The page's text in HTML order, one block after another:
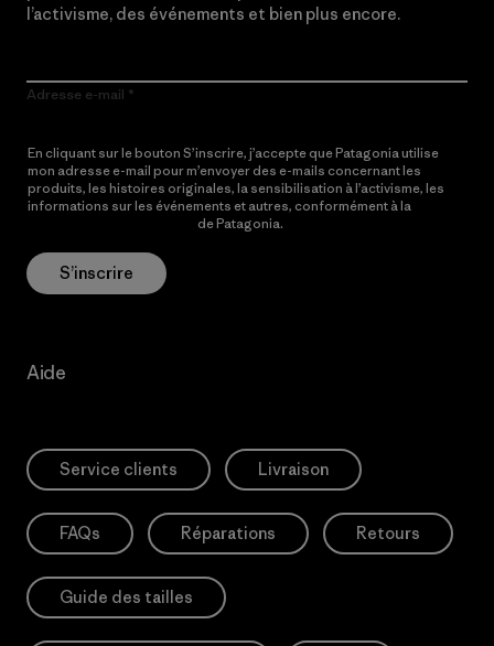
l’activisme, des événements et bien plus encore.
Adresse e-mail
En cliquant sur le bouton S’inscrire, j’accepte que Patagonia utilise
mon adresse e-mail pour m’envoyer des e-mails concernant les
produits, les histoires originales, la sensibilisation à l’activisme, les
informations sur les événements et autres, conformément à la
de Patagonia.
S’inscrire
Aide
Service clients Livraison
FAQs Réparations Retours
Guide des tailles